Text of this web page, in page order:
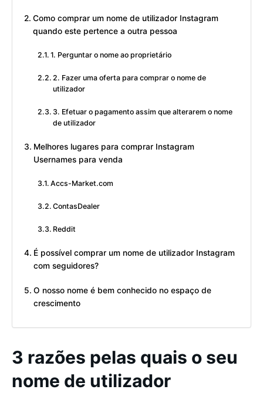
Como comprar um nome de utilizador Instagram
quando este pertence a outra pessoa
1. Perguntar o nome ao proprietário
2. Fazer uma oferta para comprar o nome de
utilizador
3. Efetuar o pagamento assim que alterarem o nome
de utilizador
Melhores lugares para comprar Instagram
Usernames para venda
Accs-Market.com
ContasDealer
Reddit
É possível comprar um nome de utilizador Instagram
com seguidores?
O nosso nome é bem conhecido no espaço de
crescimento
3 razões pelas quais o seu
nome de utilizador